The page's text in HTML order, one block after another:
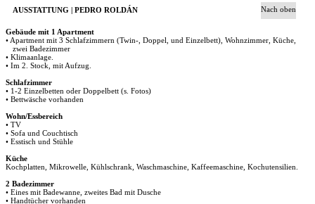
Nach oben
AUSSTATTUNG | PEDRO ROLDÁN
Gebäude mit 1 Apartment
• Apartment mit 3 Schlafzimmern (Twin-, Doppel, und Einzelbett), Wohnzimmer, Küche,
zwei Badezimmer
• Klimaanlage.
• Im 2. Stock, mit Aufzug.
Schlafzimmer
• 1-2 Einzelbetten oder Doppelbett (s. Fotos)
• Bettwäsche vorhanden
Wohn/Essbereich
• TV
• Sofa und Couchtisch
• Esstisch und Stühle
Küche
Kochplatten, Mikrowelle, Kühlschrank, Waschmaschine, Kaffeemaschine, Kochutensilien.
2 Badezimmer
• Eines mit Badewanne, zweites Bad mit Dusche
• Handtücher vorhanden